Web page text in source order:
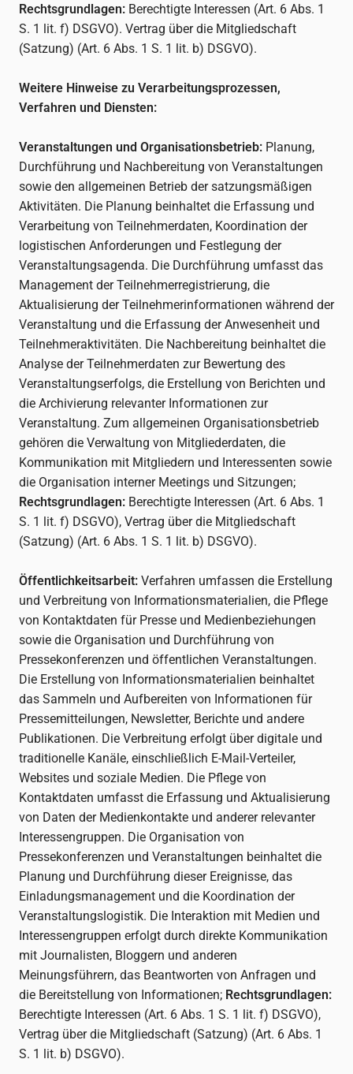
Rechtsgrundlagen: Berechtigte Interessen (Art. 6 Abs. 1
S. 1 lit. f) DSGVO). Vertrag über die Mitgliedschaft
(Satzung) (Art. 6 Abs. 1 S. 1 lit. b) DSGVO).
Weitere Hinweise zu Verarbeitungsprozessen,
Verfahren und Diensten:
Veranstaltungen und Organisationsbetrieb: Planung,
Durchführung und Nachbereitung von Veranstaltungen
sowie den allgemeinen Betrieb der satzungsmäßigen
Aktivitäten. Die Planung beinhaltet die Erfassung und
Verarbeitung von Teilnehmerdaten, Koordination der
logistischen Anforderungen und Festlegung der
Veranstaltungsagenda. Die Durchführung umfasst das
Management der Teilnehmerregistrierung, die
Aktualisierung der Teilnehmerinformationen während der
Veranstaltung und die Erfassung der Anwesenheit und
Teilnehmeraktivitäten. Die Nachbereitung beinhaltet die
Analyse der Teilnehmerdaten zur Bewertung des
Veranstaltungserfolgs, die Erstellung von Berichten und
die Archivierung relevanter Informationen zur
Veranstaltung. Zum allgemeinen Organisationsbetrieb
gehören die Verwaltung von Mitgliederdaten, die
Kommunikation mit Mitgliedern und Interessenten sowie
die Organisation interner Meetings und Sitzungen;
Rechtsgrundlagen: Berechtigte Interessen (Art. 6 Abs. 1
S. 1 lit. f) DSGVO), Vertrag über die Mitgliedschaft
(Satzung) (Art. 6 Abs. 1 S. 1 lit. b) DSGVO).
Öffentlichkeitsarbeit: Verfahren umfassen die Erstellung
und Verbreitung von Informationsmaterialien, die Pflege
von Kontaktdaten für Presse und Medienbeziehungen
sowie die Organisation und Durchführung von
Pressekonferenzen und öffentlichen Veranstaltungen.
Die Erstellung von Informationsmaterialien beinhaltet
das Sammeln und Aufbereiten von Informationen für
Pressemitteilungen, Newsletter, Berichte und andere
Publikationen. Die Verbreitung erfolgt über digitale und
traditionelle Kanäle, einschließlich E-Mail-Verteiler,
Websites und soziale Medien. Die Pflege von
Kontaktdaten umfasst die Erfassung und Aktualisierung
von Daten der Medienkontakte und anderer relevanter
Interessengruppen. Die Organisation von
Pressekonferenzen und Veranstaltungen beinhaltet die
Planung und Durchführung dieser Ereignisse, das
Einladungsmanagement und die Koordination der
Veranstaltungslogistik. Die Interaktion mit Medien und
Interessengruppen erfolgt durch direkte Kommunikation
mit Journalisten, Bloggern und anderen
Meinungsführern, das Beantworten von Anfragen und
die Bereitstellung von Informationen; Rechtsgrundlagen:
Berechtigte Interessen (Art. 6 Abs. 1 S. 1 lit. f) DSGVO),
Vertrag über die Mitgliedschaft (Satzung) (Art. 6 Abs. 1
S. 1 lit. b) DSGVO).